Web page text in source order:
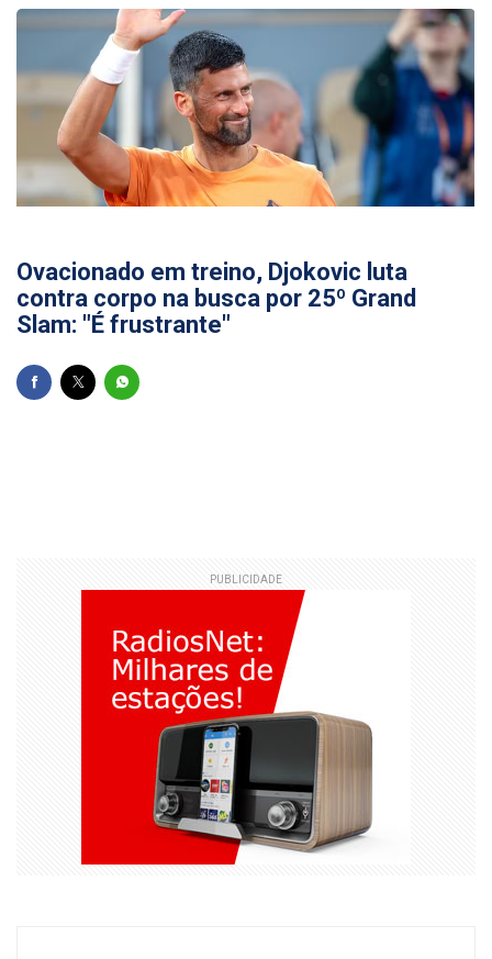
Ovacionado em treino, Djokovic luta
contra corpo na busca por 25º Grand
Slam: "É frustrante"
PUBLICIDADE